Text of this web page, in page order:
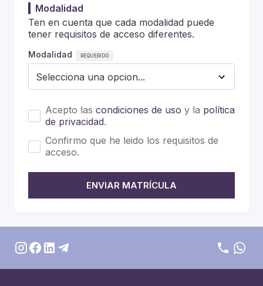
Modalidad
Ten en cuenta que cada modalidad puede
tener requisitos de acceso diferentes.
Modalidad
Acepto las condiciones de uso y la política
de privacidad.
Confirmo que he leido los requisitos de
acceso.
ENVIAR MATRÍCULA